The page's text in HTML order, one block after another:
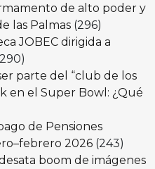
de alto poder y
las Palmas (296)
JOBEC dirigida a
parte del “club de los
en el Super Bowl: ¿Qué
de Pensiones
2026 (243)
boom de imágenes